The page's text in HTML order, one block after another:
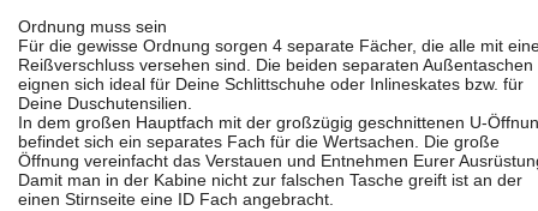
Ordnung muss sein
Für die gewisse Ordnung sorgen 4 separate Fächer, die alle mit
Reißverschluss versehen sind. Die beiden separaten Außentaschen
eignen sich ideal für Deine Schlittschuhe oder Inlineskates bzw. für
Deine Duschutensilien.
In dem großen Hauptfach mit der großzügig geschnittenen U-
befindet sich ein separates Fach für die Wertsachen. Die große
Öffnung vereinfacht das Verstauen und Entnehmen Eurer
Damit man in der Kabine nicht zur falschen Tasche greift ist an der
einen Stirnseite eine ID Fach angebracht.